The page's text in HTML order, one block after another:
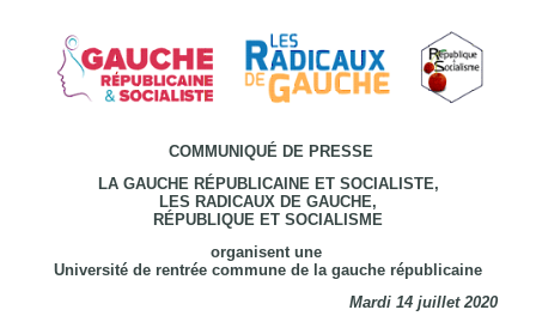
COMMUNIQUÉ DE PRESSE
LA GAUCHE RÉPUBLICAINE ET SOCIALISTE,
LES RADICAUX DE GAUCHE,
RÉPUBLIQUE ET SOCIALISME
organisent une
Université de rentrée commune de la gauche républicaine
Mardi 14 juillet 2020